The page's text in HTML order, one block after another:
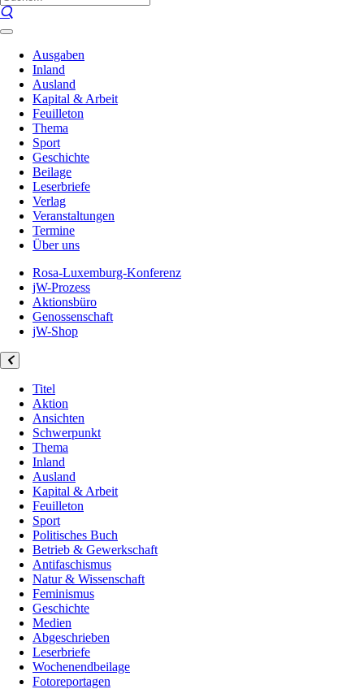
Ausgaben
Inland
Ausland
Kapital & Arbeit
Feuilleton
Thema
Sport
Geschichte
Beilage
Leserbriefe
Verlag
Veranstaltungen
Termine
Über uns
Rosa-Luxemburg-Konferenz
jW-Prozess
Aktionsbüro
Genossenschaft
jW-Shop
Titel
Aktion
Ansichten
Schwerpunkt
Thema
Inland
Ausland
Kapital & Arbeit
Feuilleton
Sport
Politisches Buch
Betrieb & Gewerkschaft
Antifaschismus
Natur & Wissenschaft
Feminismus
Geschichte
Medien
Abgeschrieben
Leserbriefe
Wochenendbeilage
Fotoreportagen